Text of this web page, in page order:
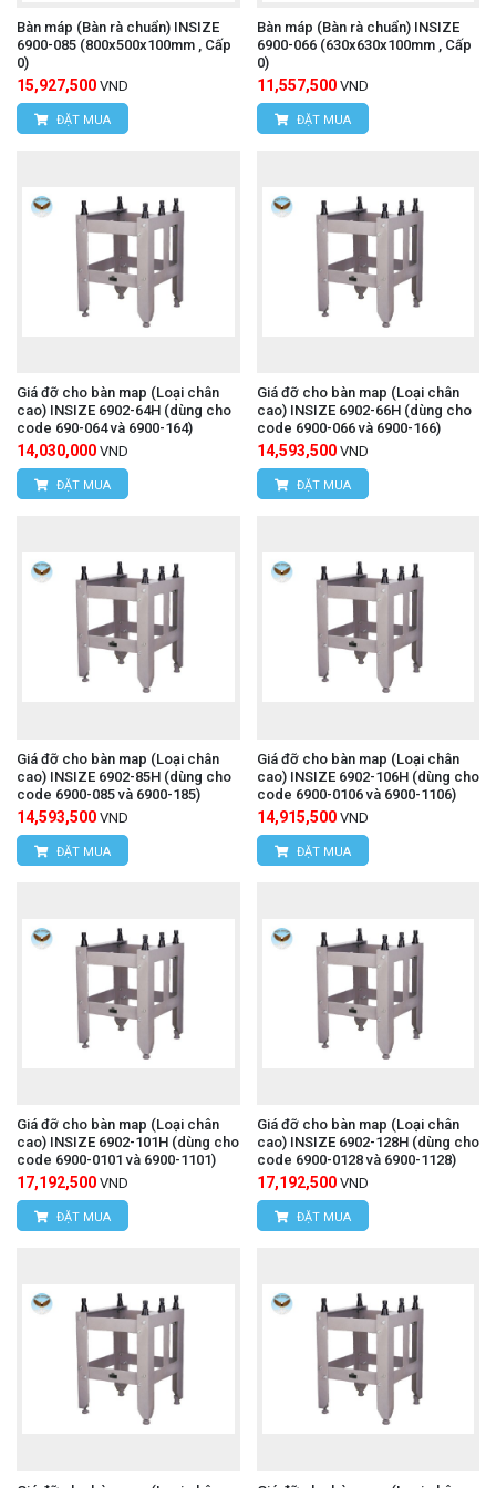
hoặc kiểm tra chất lượng nào muốn đảm bảo độ
chính xác cao nhất trong các hoạt động đo lường của
mình.
CÔNG TY TNHH THIẾT BỊ VÀ CÔNG NGHỆ
HÙNG NGUYÊN
HÙNG NGUYÊN TECH - HÀ NỘI
Địa chỉ:
Số 15, ngõ 85 Tân Xuân, P. Xuân Đỉnh,
VPDG:Số 20D, ngõ 16/28 Đỗ Xuân Hợp, P. Mỹ
Đình 1, Q.Nam Từ Liêm, TP. Hà Nội
Hotline: 0393.968.345 / 0976.082.395
Website:
www.hungnguyentech.vn
HÙNG NGUYÊN TECH - TP HỒ CHÍ MINH
Địa chỉ:D7/6B đường Dương Đình Cúc, Xã Tân
Kiên, Huyện Bình Chánh, TP. Hồ Chí Minh.
Email: vantien2307@gmail.com
Website:www.hungnguyentech.vn
Xem thêm:
Máy đo tốc độ vòng quay UNI-T
Bàn máp (Bàn rà chuẩn) INSIZE
6900-085 (800x500x100mm , Cấp
0)
15,927,500 VND
ĐẶT MUA
Bàn máp (Bàn rà chuẩn) INSIZE
6900-066 (630x630x100mm , Cấp
0)
11,557,500 VND
ĐẶT MUA
Giá đỡ cho bàn map (Loại chân
cao) INSIZE 6902-64H (dùng cho
code 690-064 và 6900-164)
14,030,000 VND
ĐẶT MUA
Giá đỡ cho bàn map (Loại chân
cao) INSIZE 6902-66H (dùng cho
code 6900-066 và 6900-166)
14,593,500 VND
ĐẶT MUA
Giá đỡ cho bàn map (Loại chân
cao) INSIZE 6902-85H (dùng cho
code 6900-085 và 6900-185)
14,593,500 VND
ĐẶT MUA
Giá đỡ cho bàn map (Loại chân
cao) INSIZE 6902-106H (dùng cho
code 6900-0106 và 6900-1106)
14,915,500 VND
ĐẶT MUA
Giá đỡ cho bàn map (Loại chân
cao) INSIZE 6902-101H (dùng cho
code 6900-0101 và 6900-1101)
17,192,500 VND
ĐẶT MUA
Giá đỡ cho bàn map (Loại chân
cao) INSIZE 6902-128H (dùng cho
code 6900-0128 và 6900-1128)
17,192,500 VND
ĐẶT MUA